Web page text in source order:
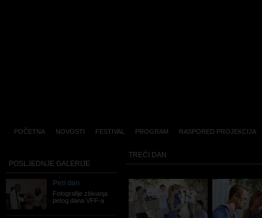
POČETNA NOVOSTI FESTIVAL PROGRAM RASPORED PROJEKCIJA
POSLJEDNJE GALERIJE
Peti dan
Fotografije zbivanja
petog dana VFF-a
TREĆI DAN